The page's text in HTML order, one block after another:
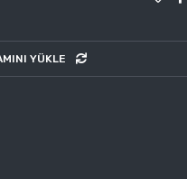
YÜKLE